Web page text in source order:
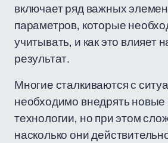
включает ряд важных
параметров, которые
учитывать, и как это влияет
результат.
Многие сталкиваются с
необходимо внедрять
технологии, но при этом
насколько они